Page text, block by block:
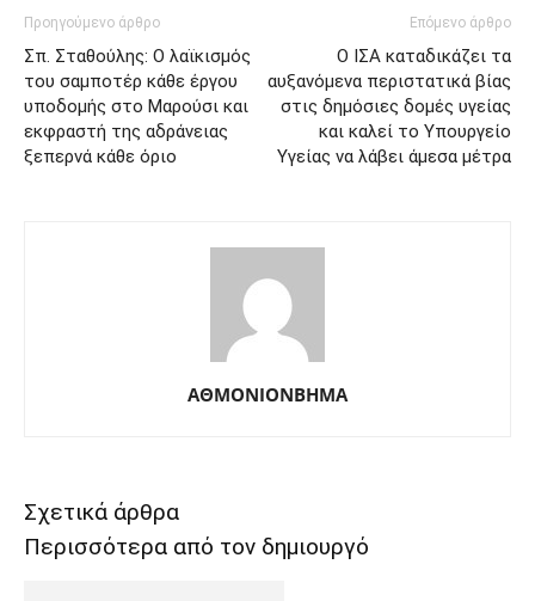
Προηγούμενο άρθρο
Σπ. Σταθούλης: Ο λαϊκισμός
του σαμποτέρ κάθε έργου
υποδομής στο Μαρούσι και
εκφραστή της αδράνειας
ξεπερνά κάθε όριο
Επόμενο άρθρο
Ο ΙΣΑ καταδικάζει τα
αυξανόμενα περιστατικά βίας
στις δημόσιες δομές υγείας
και καλεί το Υπουργείο
Υγείας να λάβει άμεσα μέτρα
ΑΘΜΟΝΙΟΝΒΗΜΑ
Σχετικά άρθρα
Περισσότερα από τον δημιουργό